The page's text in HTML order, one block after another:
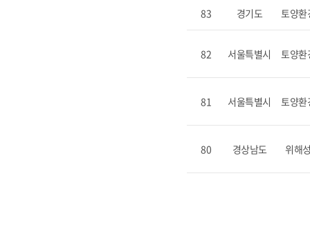
83 경기도 토양환
82 서울특별시 토양환
81 서울특별시 토양환
80 경상남도 위해